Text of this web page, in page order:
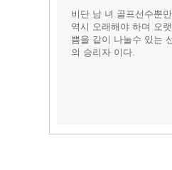
비단 남 녀 골프선수뿐
역시 오래해야 하며 오
쁨을 같이 나눌수 있는
의 승리자 이다.